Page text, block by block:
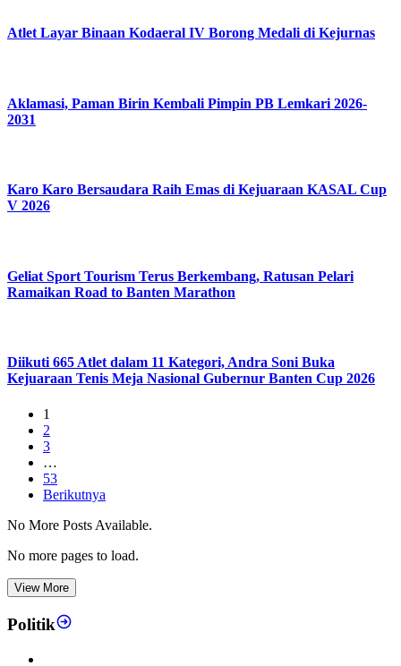
Atlet Layar Binaan Kodaeral IV Borong Medali di Kejurnas
Aklamasi, Paman Birin Kembali Pimpin PB Lemkari 2026-
2031
Karo Karo Bersaudara Raih Emas di Kejuaraan KASAL Cup
V 2026
Geliat Sport Tourism Terus Berkembang, Ratusan Pelari
Ramaikan Road to Banten Marathon
Diikuti 665 Atlet dalam 11 Kategori, Andra Soni Buka
Kejuaraan Tenis Meja Nasional Gubernur Banten Cup 2026
1
2
3
…
53
Berikutnya
No More Posts Available.
No more pages to load.
View More
Politik